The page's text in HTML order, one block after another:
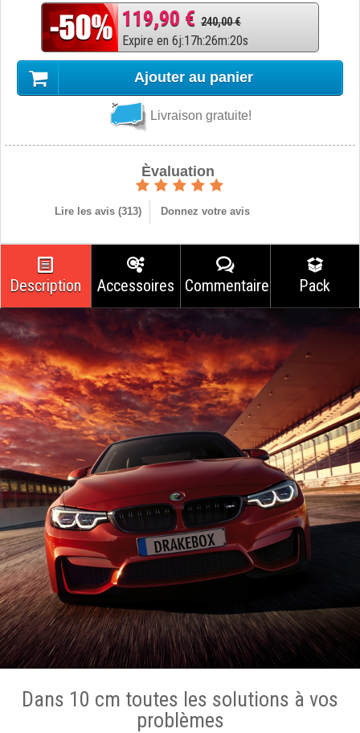
119,90 € 240,00 €
Expire en 6j:17h:26m:20s
Ajouter au panier
Livraison gratuite!
Èvaluation
Lire les avis (313) Donnez votre avis
Description Accessoires Commentaires Pack
Dans 10 cm toutes les solutions à vos
problèmes